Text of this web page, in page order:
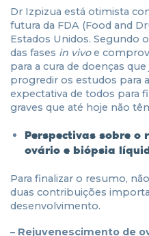
Dr Izpizua está otimista
futura da FDA (Food and
Estados Unidos. Segundo
das fases in vivoe
para a cura de doenças
progredir os estudos para
expectativa de todos para
graves que até hoje não
Perspectivas sobre o
ovário e biópsia
Para finalizar o resumo,
duas contribuições
desenvolvimento.
– Rejuvenescimento de